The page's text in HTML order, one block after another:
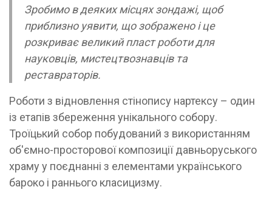
Зробимо в деяких місцях зондажі, щоб
приблизно уявити, що зображено і це
розкриває великий пласт роботи для
науковців, мистецтвознавців та
реставраторів.
Роботи з відновлення стінопису нартексу – один
із етапів збереження унікального собору.
Троїцький собор побудований з використанням
об'ємно-просторової композиції давньоруського
храму у поєднанні з елементами українського
бароко і раннього класицизму.